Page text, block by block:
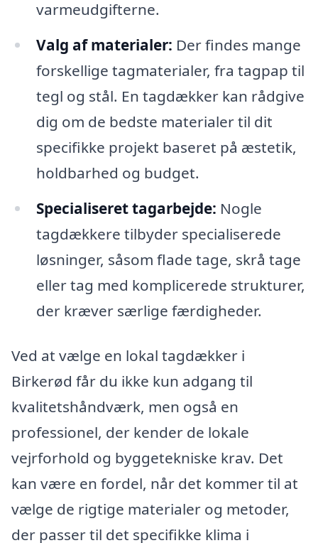
varmeudgifterne.
Valg af materialer: Der findes mange
forskellige tagmaterialer, fra tagpap til
tegl og stål. En tagdækker kan rådgive
dig om de bedste materialer til dit
specifikke projekt baseret på æstetik,
holdbarhed og budget.
Specialiseret tagarbejde: Nogle
tagdækkere tilbyder specialiserede
løsninger, såsom flade tage, skrå tage
eller tag med komplicerede strukturer,
der kræver særlige færdigheder.
Ved at vælge en lokal tagdækker i
Birkerød får du ikke kun adgang til
kvalitetshåndværk, men også en
professionel, der kender de lokale
vejrforhold og byggetekniske krav. Det
kan være en fordel, når det kommer til at
vælge de rigtige materialer og metoder,
der passer til det specifikke klima i